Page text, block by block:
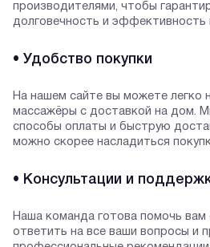
производителями, чтобы
долговечность и эффективность
• Удобство покупки
На нашем сайте вы можете легко
массажёры с доставкой на дом.
способы оплаты и быструю
можно скорее насладиться
• Консультации и
Наша команда готова помочь
ответить на все ваши вопросы и